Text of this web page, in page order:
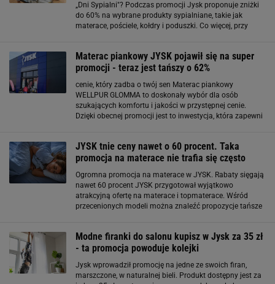
„Dni Sypialni"? Podczas promocji Jysk proponuje zniżki
do 60% na wybrane produkty sypialniane, takie jak
materace, pościele, kołdry i poduszki. Co więcej, przy
Materac piankowy JYSK pojawił się na super
promocji - teraz jest tańszy o 62%
cenie, który zadba o twój sen Materac piankowy
WELLPUR GLOMMA to doskonały wybór dla osób
szukających komfortu i jakości w przystępnej cenie.
Dzięki obecnej promocji jest to inwestycja, która zapewni
JYSK tnie ceny nawet o 60 procent. Taka
promocja na materace nie trafia się często
Ogromna promocja na materace w JYSK. Rabaty sięgają
nawet 60 procent JYSK przygotował wyjątkowo
atrakcyjną ofertę na materace i topmaterace. Wśród
przecenionych modeli można znaleźć propozycje tańsze
Modne firanki do salonu kupisz w Jysk za 35 zł
- ta promocja powoduje kolejki
Jysk wprowadził promocję na jedne ze swoich firan,
marszczone, w naturalnej bieli. Produkt dostępny jest za